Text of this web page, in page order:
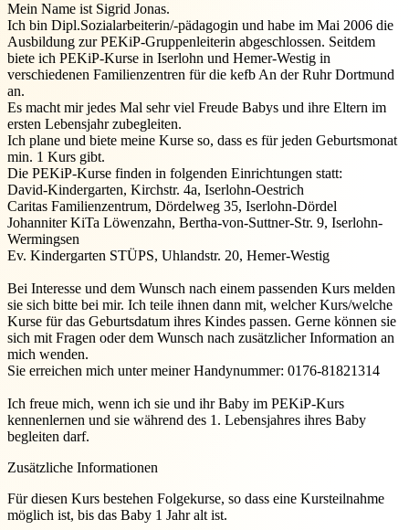
Mein Name ist Sigrid Jonas.
Ich bin Dipl.Sozialarbeiterin/-pädagogin und habe im Mai 2006 die
Ausbildung zur PEKiP-Gruppenleiterin abgeschlossen. Seitdem
biete ich PEKiP-Kurse in Iserlohn und Hemer-Westig in
verschiedenen Familienzentren für die kefb An der Ruhr Dortmund
an.
Es macht mir jedes Mal sehr viel Freude Babys und ihre Eltern im
ersten Lebensjahr zubegleiten.
Ich plane und biete meine Kurse so, dass es für jeden Geburtsmonat
min. 1 Kurs gibt.
Die PEKiP-Kurse finden in folgenden Einrichtungen statt:
David-Kindergarten, Kirchstr. 4a, Iserlohn-Oestrich
Caritas Familienzentrum, Dördelweg 35, Iserlohn-Dördel
Johanniter KiTa Löwenzahn, Bertha-von-Suttner-Str. 9, Iserlohn-
Wermingsen
Ev. Kindergarten STÜPS, Uhlandstr. 20, Hemer-Westig
Bei Interesse und dem Wunsch nach einem passenden Kurs melden
sie sich bitte bei mir. Ich teile ihnen dann mit, welcher Kurs/welche
Kurse für das Geburtsdatum ihres Kindes passen. Gerne können sie
sich mit Fragen oder dem Wunsch nach zusätzlicher Information an
mich wenden.
Sie erreichen mich unter meiner Handynummer: 0176-81821314
Ich freue mich, wenn ich sie und ihr Baby im PEKiP-Kurs
kennenlernen und sie während des 1. Lebensjahres ihres Baby
begleiten darf.
Zusätzliche Informationen
Für diesen Kurs bestehen Folgekurse, so dass eine Kursteilnahme
möglich ist, bis das Baby 1 Jahr alt ist.